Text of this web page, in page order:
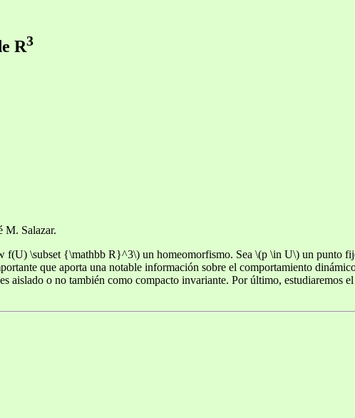
R3
M. Salazar.
\subset {\mathbb R}^3\) un homeomorfismo. Sea \(p \in U\) un punto
que aporta una notable información sobre el comportamiento
aislado o no también como compacto invariante. Por último, estudiaremos